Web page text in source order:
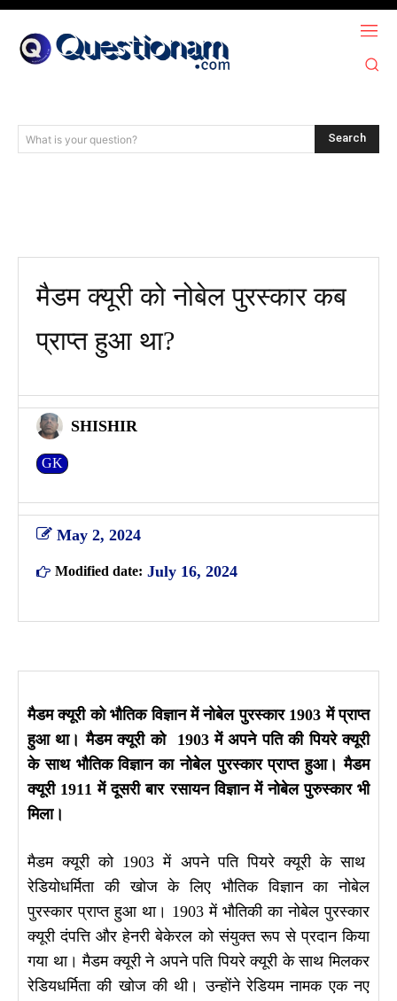
What is your question? Search
मैडम क्यूरी को नोबेल पुरस्कार कब
प्राप्त हुआ था?
SHISHIR
GK
May 2, 2024
Modified date: July 16, 2024
मैडम क्यूरी को भौतिक विज्ञान में नोबेल पुरस्कार 1903 में प्राप्त
हुआ था। मैडम क्यूरी को 1903 में अपने पति की पियरे क्यूरी
के साथ भौतिक विज्ञान का नोबेल पुरस्कार प्राप्त हुआ। मैडम
क्यूरी 1911 में दूसरी बार रसायन विज्ञान में नोबेल पुरुस्कार भी
मिला।
मैडम क्यूरी को 1903 में अपने पति पियरे क्यूरी के साथ
रेडियोधर्मिता की खोज के लिए भौतिक विज्ञान का नोबेल
पुरस्कार प्राप्त हुआ था। 1903 में भौतिकी का नोबेल पुरस्कार
क्यूरी दंपत्ति और हेनरी बेकेरल को संयुक्त रूप से प्रदान किया
गया था। मैडम क्यूरी ने अपने पति पियरे क्यूरी के साथ मिलकर
रेडियधर्मिता की खोज की थी। उन्होंने रेडियम नामक एक नए